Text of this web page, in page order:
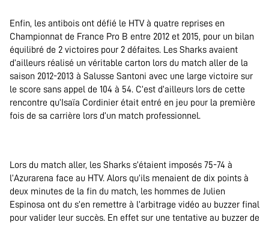
Enfin, les antibois ont défié le HTV à quatre reprises en
Championnat de France Pro B entre 2012 et 2015, pour un bilan
équilibré de 2 victoires pour 2 défaites. Les Sharks avaient
d’ailleurs réalisé un véritable carton lors du match aller de la
saison 2012-2013 à Salusse Santoni avec une large victoire sur
le score sans appel de 104 à 54. C’est d’ailleurs lors de cette
rencontre qu’Isaïa Cordinier était entré en jeu pour la première
fois de sa carrière lors d’un match professionnel.
Lors du match aller, les Sharks s’étaient imposés 75-74 à
l’Azurarena face au HTV. Alors qu’ils menaient de dix points à
deux minutes de la fin du match, les hommes de Julien
Espinosa ont du s’en remettre à l’arbitrage vidéo au buzzer final
pour valider leur succès. En effet sur une tentative au buzzer de